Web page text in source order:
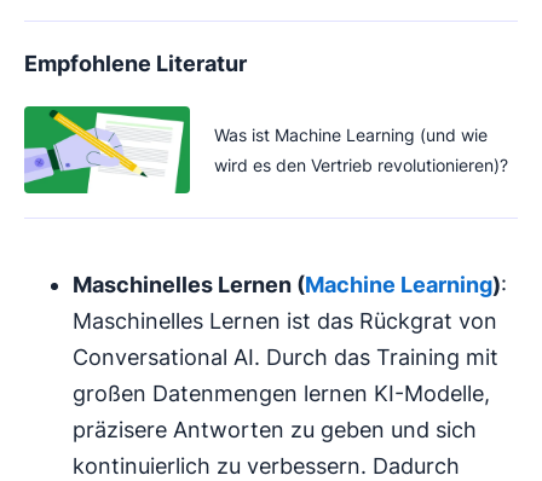
Empfohlene Literatur
Was ist Machine Learning (und wie
wird es den Vertrieb revolutionieren)?
Maschinelles Lernen (Machine Learning):
Maschinelles Lernen ist das Rückgrat von
Conversational AI. Durch das Training mit
großen Datenmengen lernen KI-Modelle,
präzisere Antworten zu geben und sich
kontinuierlich zu verbessern. Dadurch